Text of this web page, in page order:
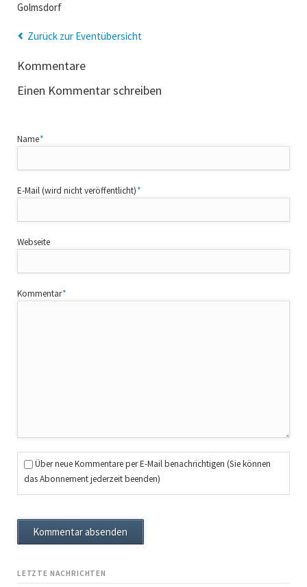
Golmsdorf
Zurück zur Eventübersicht
Kommentare
Einen Kommentar schreiben
Pflichtfeld
Name*
Pflichtfeld
E-Mail (wird nicht veröffentlicht)*
Webseite
Pflichtfeld
Kommentar*
Über neue Kommentare per E-Mail benachrichtigen (Sie können
das Abonnement jederzeit beenden)
Kommentar absenden
LETZTE NACHRICHTEN